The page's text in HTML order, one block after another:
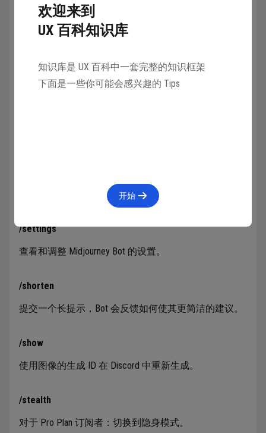
当使用图像网格下的
低变差模式之间切换。
对于 Pro Plan 订阅者：切换到公共模式。
/settings
查看和调整 Midjourney Bot 的设置。
/shorten
提交一个长提示，Bot 会反馈如何使其更简洁的建议。
/show
使用图像的生成 ID 在 Discord 中重新生成。
/stealth
对于 Pro Plan 订阅者：切换到隐身模式。
欢迎来到
UX 百科知识库
知识库是 UX 百科中一套完整的知识框架
下面是一些你可能会感兴趣的 Tips
开始